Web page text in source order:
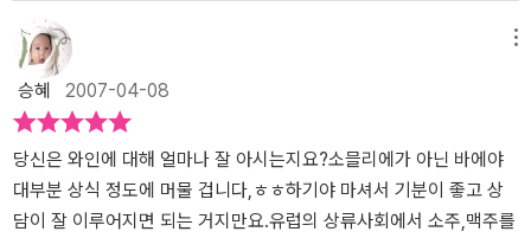
승혜 2007-04-08
당신은 와인에 대해 얼마나 잘 아시는지요?소믈리에가 아닌 바에야
대부분 상식 정도에 머물 겁니다,ㅎㅎ하기야 마셔서 기분이 좋고 상
담이 잘 이루어지면 되는 거지만요.유럽의 상류사회에서 소주,맥주를